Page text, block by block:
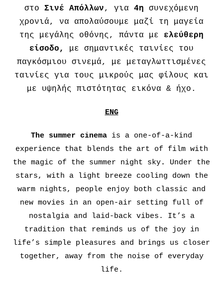
στο Σινέ Απόλλων, για 4η συνεχόμενη
χρονιά, να απολαύσουμε μαζί τη μαγεία
της μεγάλης οθόνης, πάντα με ελεύθερη
είσοδο, με σημαντικές ταινίες του
παγκόσμιου σινεμά, με μεταγλωττισμένες
ταινίες για τους μικρούς μας φίλους και
με υψηλής πιστότητας εικόνα & ήχο.
ENG
The summer cinema is a one-of-a-kind
experience that blends the art of film with
the magic of the summer night sky. Under the
stars, with a light breeze cooling down the
warm nights, people enjoy both classic and
new movies in an open-air setting full of
nostalgia and laid-back vibes. It’s a
tradition that reminds us of the joy in
life’s simple pleasures and brings us closer
together, away from the noise of everyday
life.